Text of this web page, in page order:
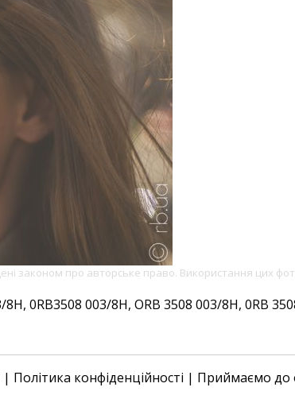
законом про авторське право. Використання цих
0RB3508 003/8H, ORB 3508 003/8H, 0RB
| Політика конфіденційності | Приймаємо до